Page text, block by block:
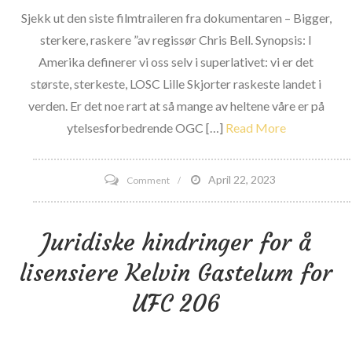
Sjekk ut den siste filmtraileren fra dokumentaren – Bigger,
sterkere, raskere ”av regissør Chris Bell. Synopsis: I
Amerika definerer vi oss selv i superlativet: vi er det
største, sterkeste, LOSC Lille Skjorter raskeste landet i
verden. Er det noe rart at så mange av heltene våre er på
ytelsesforbedrende OGC […] Read More
Commenton
Større
raskere
filmtrailer
April 22, 2023
Juridiske hindringer for å
lisensiere Kelvin Gastelum for
UFC 206